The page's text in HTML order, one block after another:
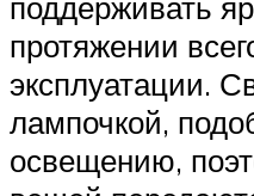
протяжении
эксплуатации.
лампочкой,
освещению,